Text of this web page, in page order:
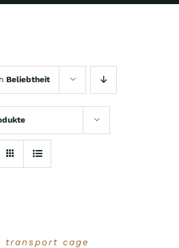
Beliebtheit
transport cage